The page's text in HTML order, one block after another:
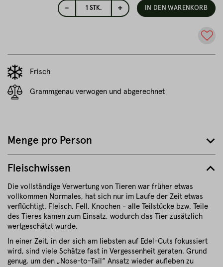
- 1 STK. + IN DEN WARENKORB
Frisch
Grammgenau verwogen und abgerechnet
Fleischwissen
Die vollständige Verwertung von Tieren war früher etwas
vollkommen Normales, hat sich nur im Laufe der Zeit etwas
verflüchtigt. Fleisch, Fell, Knochen - alle Teilstücke bzw. Teile
des Tieres kamen zum Einsatz, wodurch das Tier zusätzlich
wertgeschätzt wurde.
In einer Zeit, in der sich am liebsten auf Edel-Cuts fokussiert
wird, sind viele Schätze fast in Vergessenheit geraten. Grund
genug, um den „Nose-to-Tail“ Ansatz wieder aufleben zu
Menge pro Person